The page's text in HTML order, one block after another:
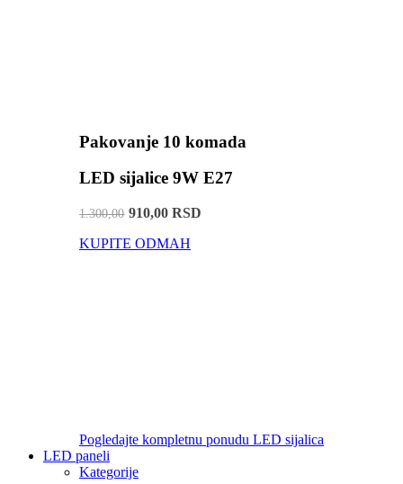
Pakovanje 10 komada
LED sijalice 9W E27
1.300,00910,00 RSD
KUPITE ODMAH
Pogledajte kompletnu ponudu LED sijalica
LED paneli
Kategorije